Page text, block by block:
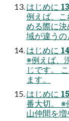
はじめに
例えば、
める際に
域が違うの
はじめに
※例えば、
じです。
ます。
はじめに
番⼤切。 ※
⼭仲間を増